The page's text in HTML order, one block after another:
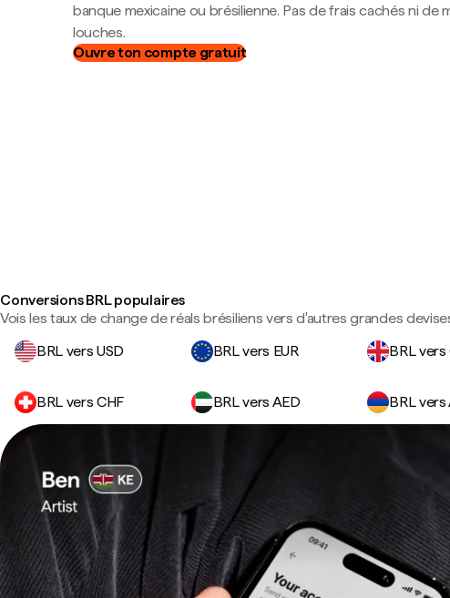
banque mexicaine ou brésilienne. Pas de frais cachés ni de
louches.
Ouvre ton compte gratuit
Conversions BRL populaires
Vois les taux de change de réals brésiliens vers d'autres grandes
BRL vers USD
BRL vers EUR BRL vers
BRL vers CHF BRL vers AED BRL vers